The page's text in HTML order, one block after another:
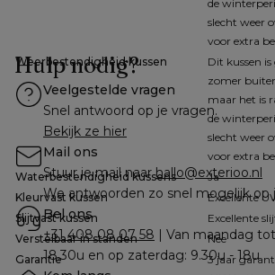
de
slecht weer
voor extra
Weerbestendigheid kussen
Dit kussen
zomer
maar het is
de
slecht weer
voor extra
Waterbestendigheid kussens
Ja
Kleurvast kussen
Excellente
Slijtvast kussen
Excellente
Verstelbaar in standen
Nee
Garantie
3 jaar
Hulp nodig?
Veelgestelde vragen
Snel antwoord op je vragen.
Bekijk ze hier
Mail ons
Stuur je mail naar hallo@exterioo.nl
We antwoorden zo snel mogelijk op
Bel ons
+31 408 08 07 58 | Van maandag
18.30u en op zaterdag: 9.30u - 18u